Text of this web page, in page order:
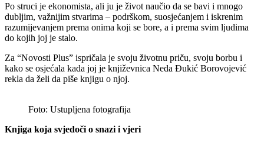
Po struci je ekonomista, ali ju je život naučio da se bavi i mnogo
dubljim, važnijim stvarima – podrškom, suosjećanjem i iskrenim
razumijevanjem prema onima koji se bore, a i prema svim ljudima
do kojih joj je stalo.
Za “Novosti Plus” ispričala je svoju životnu priču, svoju borbu i
kako se osjećala kada joj je književnica Neda Đukić Borovojević
rekla da želi da piše knjigu o njoj.
Foto: Ustupljena fotografija
Knjiga koja svjedoči o snazi i vjeri